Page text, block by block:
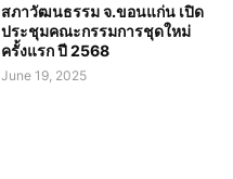
สภาวัฒนธรรม จ.ขอนแก่น เปิด
ประชุมคณะกรรมการชุดใหม่
ครั้งแรก ปี 2568
June 19, 2025